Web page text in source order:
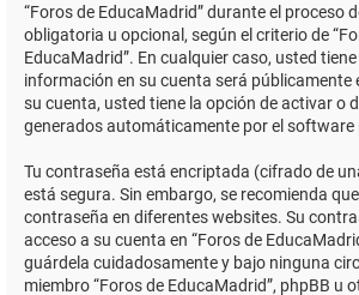
“Foros de EducaMadrid” durante el proceso
obligatoria u opcional, según el criterio de
EducaMadrid”. En cualquier caso, usted
información en su cuenta será públicamente
su cuenta, usted tiene la opción de activar o
generados automáticamente por el software
Tu contraseña está encriptada (cifrado de
está segura. Sin embargo, se recomienda
contraseña en diferentes websites. Su
acceso a su cuenta en “Foros de
guárdela cuidadosamente y bajo ninguna
miembro “Foros de EducaMadrid”, phpBB u